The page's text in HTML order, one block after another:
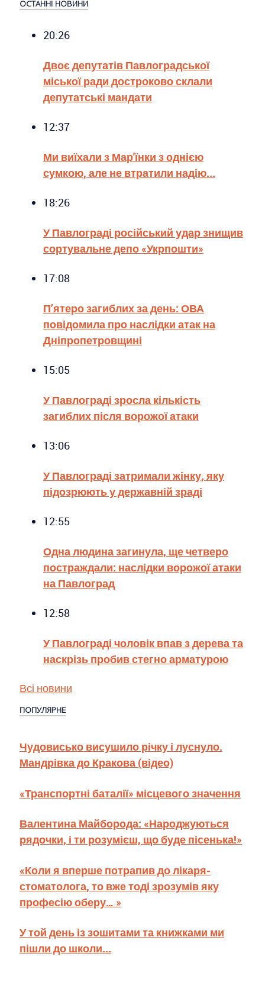
ОСТАННІ НОВИНИ
20:26
Двоє депутатів Павлоградської
міської ради достроково склали
депутатські мандати
12:37
Ми виїхали з Мар'їнки з однією
сумкою, але не втратили надію...
18:26
У Павлограді російський удар знищив
сортувальне депо «Укрпошти»
17:08
П’ятеро загиблих за день: ОВА
повідомила про наслідки атак на
Дніпропетровщині
15:05
У Павлограді зросла кількість
загиблих після ворожої атаки
13:06
У Павлограді затримали жінку, яку
підозрюють у державній зраді
12:55
Одна людина загинула, ще четверо
постраждали: наслідки ворожої атаки
на Павлоград
12:58
У Павлограді чоловік впав з дерева та
наскрізь пробив стегно арматурою
Всі новини
ПОПУЛЯРНЕ
Чудовисько висушило річку і луснуло.
Мандрівка до Кракова (відео)
«Транспортні баталії» місцевого значення
Валентина Майборода: «Народжуються
рядочки, і ти розумієш, що буде пісенька!»
«Коли я вперше потрапив до лікаря-
стоматолога, то вже тоді зрозумів яку
професію оберу… »
У той день із зошитами та книжками ми
пішли до школи...